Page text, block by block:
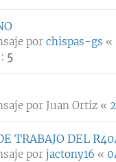
por chispas-gs «
5
por Juan Ortiz «
TRABAJO DEL
por jactony16 «